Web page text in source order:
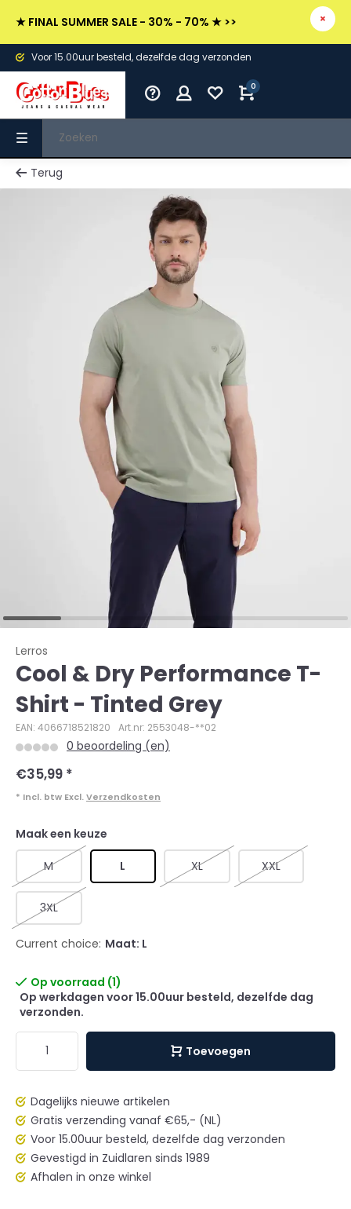
★ FINAL SUMMER SALE - 30% - 70% ★ >>
Voor 15.00uur besteld, dezelfde dag verzonden
0
Terug
Lerros
Cool & Dry Performance T-
Shirt - Tinted Grey
EAN: 4066718521820 Art.nr: 2553048-**02
0 beoordeling (en)
€35,99 *
* Incl. btw Excl. Verzendkosten
Maak een keuze
M L XL XXL
3XL
Current choice: Maat: L
Op voorraad (1)
Op werkdagen voor 15.00uur besteld, dezelfde dag
verzonden.
Toevoegen
Dagelijks nieuwe artikelen
Gratis verzending vanaf €65,- (NL)
Voor 15.00uur besteld, dezelfde dag verzonden
Gevestigd in Zuidlaren sinds 1989
Afhalen in onze winkel